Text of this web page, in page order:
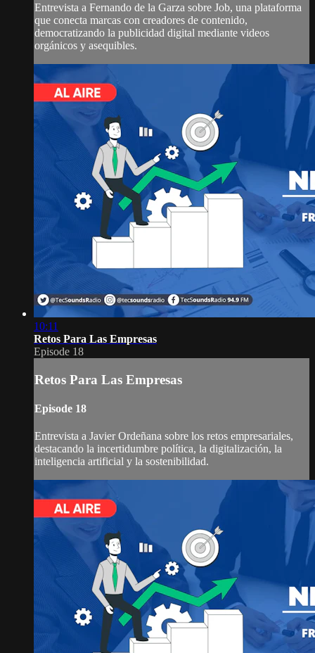
Entrevista a Fernando de la Garza sobre Job, una plataforma
que conecta marcas con creadores de contenido,
democratizando la publicidad digital mediante videos
orgánicos y asequibles.
10:11
Retos Para Las Empresas
Episode 18
Retos Para Las Empresas
Episode 18
Entrevista a Javier Ordeñana sobre los retos empresariales,
destacando la incertidumbre política, la digitalización, la
inteligencia artificial y la sostenibilidad.